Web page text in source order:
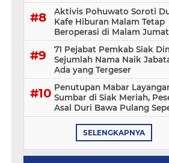
Aktivis Pohuwato Soroti
Kafe Hiburan Malam Tetap
Beroperasi di Malam Jumat
71 Pejabat Pemkab Siak
Sejumlah Nama Naik
Ada yang Tergeser
Penutupan Mabar
Sumbar di Siak Meriah,
Asal Duri Bawa Pulang
SELENGKAPNYA